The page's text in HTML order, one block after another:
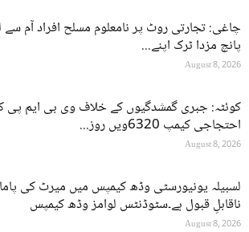
چاغی: تجارتی روٹ پر نامعلوم مسلح افراد آم
پانچ مزدا ٹرک اپنے...
August 8, 2026
کوئٹہ: جبری گمشدگیوں کے خلاف وی بی ایم پی
احتجاجی کیمپ 6320ویں روز...
August 8, 2026
لسبیلہ یونیورسٹی وڈھ کیمپس میں میرٹ کی
ناقابلِ قبول ہے۔سٹوڈنٹس لوامز وڈھ کیمپس
August 8, 2026